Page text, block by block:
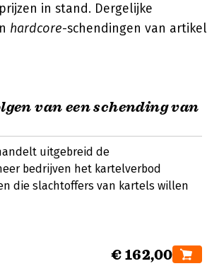
in stand. Dergelijke
hardcore-schendingen van artikel
van een schending van
uitgebreid de
bedrijven het kartelverbod
die slachtoffers van kartels willen
€ 162,00